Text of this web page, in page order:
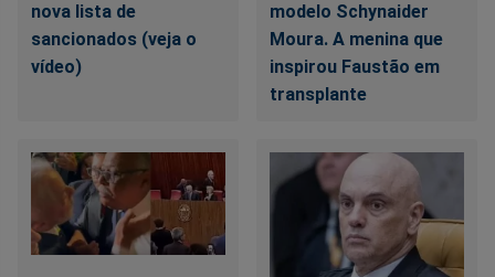
nova lista de
sancionados (veja o
vídeo)
modelo Schynaider
Moura. A menina que
inspirou Faustão em
transplante